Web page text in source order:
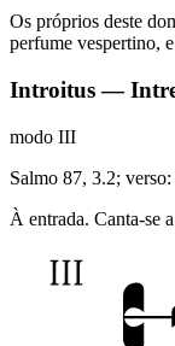
Os próprios deste
perfume vespertino,
Introitus —
modo III
Salmo 87, 3.2;
À entrada. Canta-se